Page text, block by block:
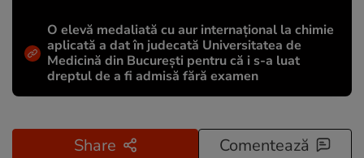
O elevă medaliată cu aur internațional la chimie
aplicată a dat în judecată Universitatea de
Medicină din București pentru că i s-a luat
dreptul de a fi admisă fără examen
Share Comentează